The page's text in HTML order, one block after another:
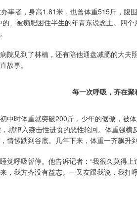
事者，身高1.81米，也曾体重515斤，腹
、被痴肥困住半生的年青东说念主。四
院见到了林楠，还有陪他通盘减肥的大
故事。
每一次呼吸，齐在聚
中时体重就突破200斤，少年的倨傲，被
就堕入袭击性进食的恶性轮回。体重强
情愫跌到谷底。几年下来，体重一齐飙升
觉呼吸暂停。他告诉记者：“我很久莫得
，我方齐没有益志。一又友跟我说，我